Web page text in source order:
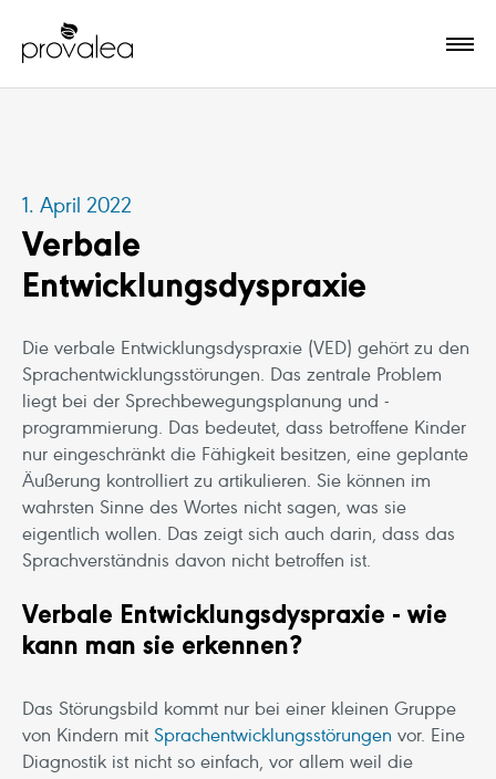
1. April 2022
Verbale
Entwicklungsdyspraxie
Die verbale Entwicklungsdyspraxie (VED) gehört zu den
Sprachentwicklungsstörungen. Das zentrale Problem
liegt bei der Sprechbewegungsplanung und -
programmierung. Das bedeutet, dass betroffene Kinder
nur eingeschränkt die Fähigkeit besitzen, eine geplante
Äußerung kontrolliert zu artikulieren. Sie können im
wahrsten Sinne des Wortes nicht sagen, was sie
eigentlich wollen. Das zeigt sich auch darin, dass das
Sprachverständnis davon nicht betroffen ist.
Verbale Entwicklungsdyspraxie - wie
kann man sie erkennen?
Das Störungsbild kommt nur bei einer kleinen Gruppe
von Kindern mit Sprachentwicklungsstörungen vor. Eine
Diagnostik ist nicht so einfach, vor allem weil die